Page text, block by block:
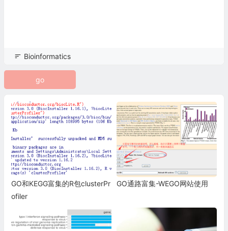
Bioinformatics
go
GO和KEGG富集的R包clusterPr
ofiler
GO通路富集-WEGO网站使用